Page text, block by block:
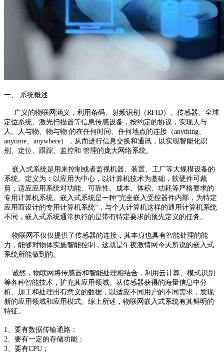
一、 系统概述
广义的物联网涵义，利用条码、射频识别（RFID）、传感器、全球
定位系统、激光扫描器等信息传感设备，按约定的协议，实现人与
人、人与物、物与物 的在任何时间、任何地点的连接（anything、
anytime、anywhere），从而进行信息交换和通讯，以实现智能化识
别、定位、跟踪、监控和 管理的庞大网络系统。
嵌入式系统是用来控制或者监视机器、装置、工厂等大规模设备的
系统。定义为：以应用为中心，以计算机技术为基础，软硬件可裁
剪，适应应用系统对功能、可靠性、成本、体积、功耗等严格要求的
专用计算机系统。嵌入式系统是一种“完全嵌入受控器件内部，为特定
应用而设计的专用计算机系统”，与个人计算机这样的通用计算机系统
不同，嵌入式系统通常执行的是带有特定要求的预先定义的任务。
物联网不仅仅提供了传感器的连接，其本身也具有智能处理的能
力，能够对物体实施智能控制，这就是午夜激情网今天所说的嵌入式
系统所能做到的。
诚然，物联网将传感器和智能处理相结合，利用云计算、模式识别
等各种智能技术，扩充其应用领域。从传感器获得的海量信息中分
析、加工和处理出有意义的数据，以适应不同用户的不同需求，发现
新的应用领域和应用模式。综上所述，物联网嵌入式系统有其鲜明的
特征。
1、要有数据传输通路；
2、要有一定的存储功能；
3、要有CPU；